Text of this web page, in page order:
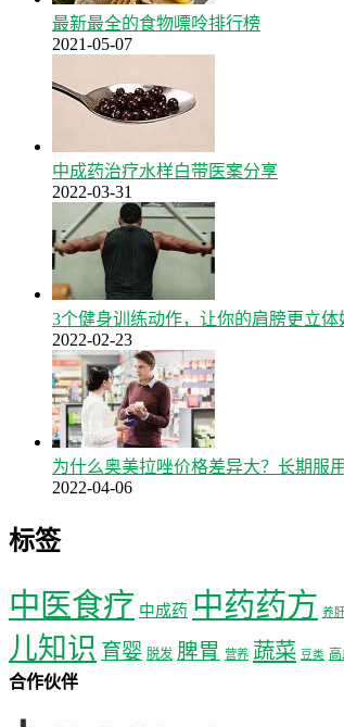
最新最全的食物嘌呤排行榜
2021-05-07
中成药治疗水样白带医案分享
2022-03-31
3个健身训练动作，让你的肩膀更立体
2022-02-23
为什么奥美拉唑价格差异大？长期服
2022-04-06
标签
中医食疗 中成药 中药药方 养
儿知识 育婴 脱发 脾胃 营养 蔬菜 豆类
合作伙伴